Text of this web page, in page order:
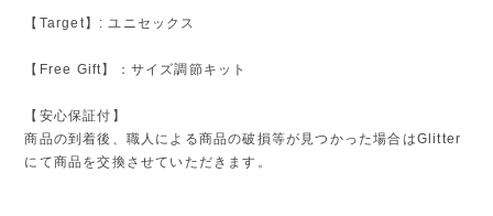
【Target】: ユニセックス
【Free Gift】：サイズ調節キット
【安心保証付】
商品の到着後、職人による商品の破損等が見つかった場合はGlitter
にて商品を交換させていただきます。